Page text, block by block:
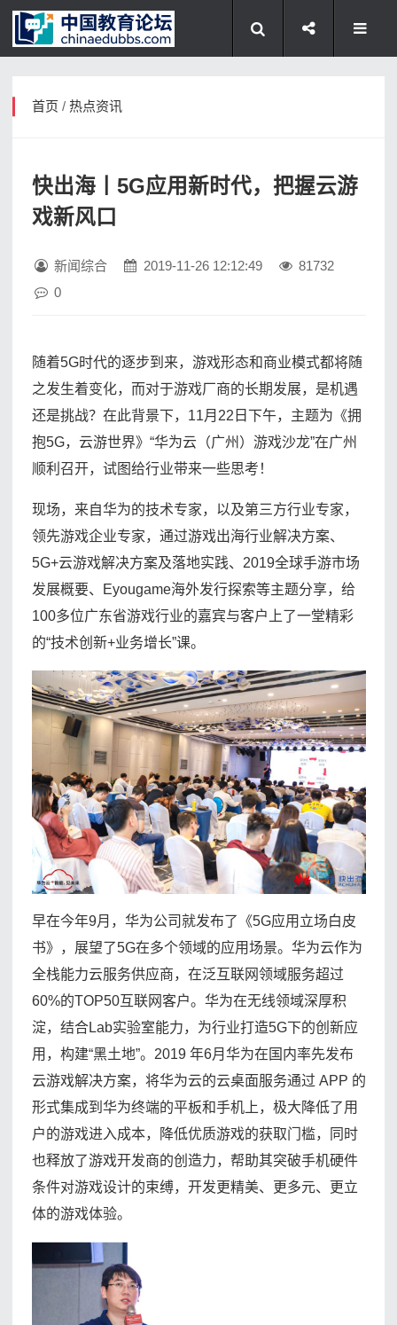
首页 / 热点资讯
快出海丨5G应用新时代，把握云游
戏新风口
新闻综合 2019-11-26 12:12:49
81732
0
随着5G时代的逐步到来，游戏形态和商业模式都将随
之发生着变化，而对于游戏厂商的长期发展，是机遇
还是挑战？在此背景下，11月22日下午，主题为《拥
抱5G，云游世界》“华为云（广州）游戏沙龙”在广州
顺利召开，试图给行业带来一些思考！
现场，来自华为的技术专家，以及第三方行业专家，
领先游戏企业专家，通过游戏出海行业解决方案、
5G+云游戏解决方案及落地实践、2019全球手游市场
发展概要、Eyougame海外发行探索等主题分享，给
100多位广东省游戏行业的嘉宾与客户上了一堂精彩
的“技术创新+业务增长”课。
早在今年9月，华为公司就发布了《5G应用立场白皮
书》，展望了5G在多个领域的应用场景。华为云作为
全栈能力云服务供应商，在泛互联网领域服务超过
60%的TOP50互联网客户。华为在无线领域深厚积
淀，结合Lab实验室能力，为行业打造5G下的创新应
用，构建“黑土地”。2019 年6月华为在国内率先发布
云游戏解决方案，将华为云的云桌面服务通过 APP 的
形式集成到华为终端的平板和手机上，极大降低了用
户的游戏进入成本，降低优质游戏的获取门槛，同时
也释放了游戏开发商的创造力，帮助其突破手机硬件
条件对游戏设计的束缚，开发更精美、更多元、更立
体的游戏体验。